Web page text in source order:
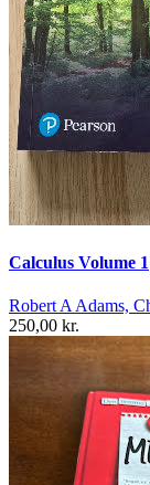
Calculus Volume 1
Robert A Adams,
250,00 kr.